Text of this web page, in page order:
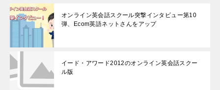
オンライン英会話スクール突撃インタビュー第10
弾、Ecom英語ネットさんをアップ
イード・アワード2012のオンライン英会話スクー
ル版